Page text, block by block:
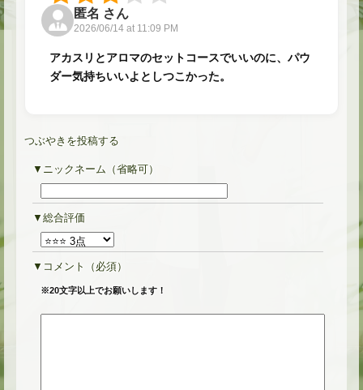
匿名 さん
2026/06/14 at 11:09 PM
アカスリとアロマのセットコースでいいのに、パウ
ダー気持ちいいよとしつこかった。
つぶやきを投稿する
ニックネーム（省略可）
総合評価
コメント （必須）
※20文字以上でお願いします！